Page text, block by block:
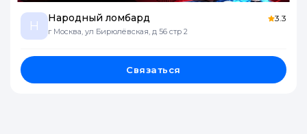
Н
Народный ломбард
г Москва, ул Бирюлёвская, д 56 стр 2
3.3
Связаться